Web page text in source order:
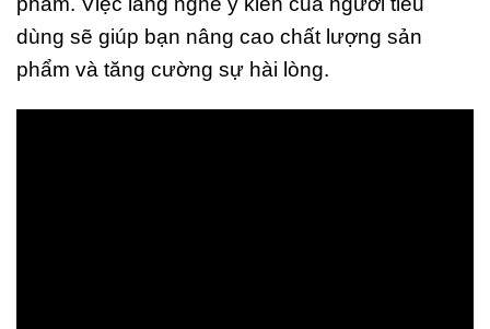
dùng sẽ giúp bạn nâng cao chất lượng sản
phẩm và tăng cường sự hài lòng.